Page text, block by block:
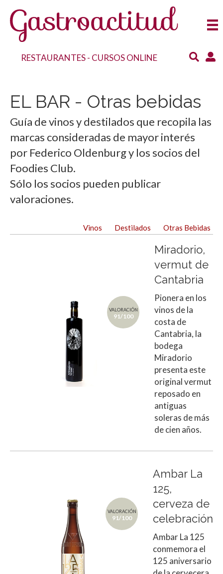
RESTAURANTES- CURSOS ONLINE
EL BAR - Otras bebidas
Guía de vinos y destilados que recopila las
marcas consideradas de mayor interés
por Federico Oldenburg y los socios del
Foodies Club.
Sólo los socios pueden publicar
valoraciones.
Vinos Destilados Otras Bebidas
VALORACIÓN
91/100
Miradorio,
vermut de
Cantabria
Pionera en los
vinos de la
costa de
Cantabria, la
bodega
Miradorio
presenta este
original vermut
reposado en
antiguas
soleras de más
de cien años.
VALORACIÓN
91/100
Ambar La
125,
cerveza de
celebración
Ambar La 125
conmemora el
125 aniversario